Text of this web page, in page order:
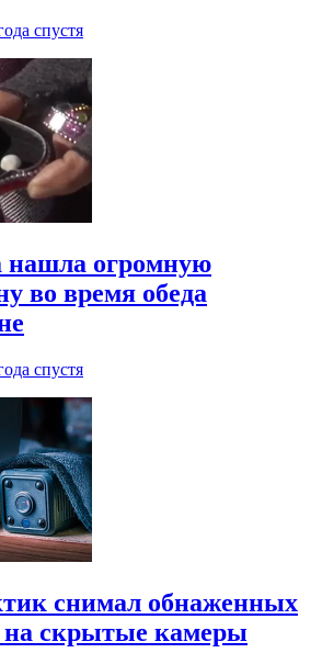
спустя
огромную
во время обеда
спустя
снимал обнаженных
на скрытые камеры